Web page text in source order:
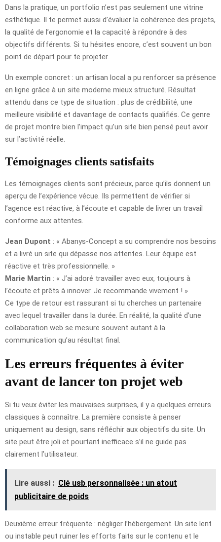
Dans la pratique, un portfolio n’est pas seulement une vitrine
esthétique. Il te permet aussi d’évaluer la cohérence des projets,
la qualité de l’ergonomie et la capacité à répondre à des
objectifs différents. Si tu hésites encore, c’est souvent un bon
point de départ pour te projeter.
Un exemple concret : un artisan local a pu renforcer sa présence
en ligne grâce à un site moderne mieux structuré. Résultat
attendu dans ce type de situation : plus de crédibilité, une
meilleure visibilité et davantage de contacts qualifiés. Ce genre
de projet montre bien l’impact qu’un site bien pensé peut avoir
sur l’activité réelle.
Témoignages clients satisfaits
Les témoignages clients sont précieux, parce qu’ils donnent un
aperçu de l’expérience vécue. Ils permettent de vérifier si
l’agence est réactive, à l’écoute et capable de livrer un travail
conforme aux attentes.
Jean Dupont : « Abanys-Concept a su comprendre nos besoins
et a livré un site qui dépasse nos attentes. Leur équipe est
réactive et très professionnelle. »
Marie Martin : « J’ai adoré travailler avec eux, toujours à
l’écoute et prêts à innover. Je recommande vivement ! »
Ce type de retour est rassurant si tu cherches un partenaire
avec lequel travailler dans la durée. En réalité, la qualité d’une
collaboration web se mesure souvent autant à la
communication qu’au résultat final.
Les erreurs fréquentes à éviter
avant de lancer ton projet web
Si tu veux éviter les mauvaises surprises, il y a quelques erreurs
classiques à connaître. La première consiste à penser
uniquement au design, sans réfléchir aux objectifs du site. Un
site peut être joli et pourtant inefficace s’il ne guide pas
clairement l’utilisateur.
Lire aussi : Clé usb personnalisée : un atout
publicitaire de poids
Deuxième erreur fréquente : négliger l’hébergement. Un site lent
ou instable peut ruiner les efforts faits sur le contenu et le